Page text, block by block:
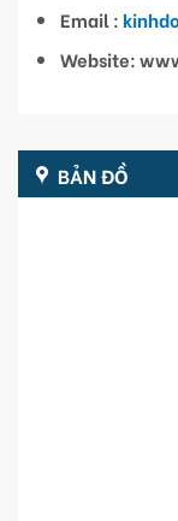
Email :
Website:
BẢN ĐỒ